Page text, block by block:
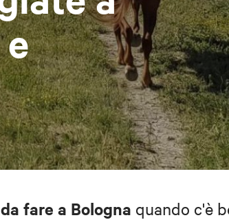
fare a Bologna quando c'è